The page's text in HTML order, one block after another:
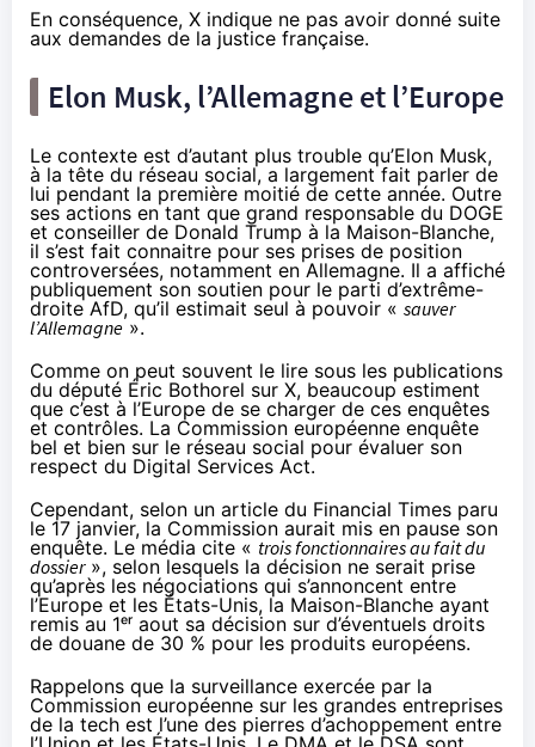
En conséquence, X indique ne pas avoir donné suite
aux demandes de la justice française.
Elon Musk, l’Allemagne et l’Europe
Le contexte est d’autant plus trouble qu’Elon Musk,
à la tête du réseau social, a largement fait parler de
lui pendant la première moitié de cette année. Outre
ses actions en tant que grand responsable du DOGE
et conseiller de Donald Trump à la Maison-Blanche,
il s’est fait connaitre pour ses prises de position
controversées, notamment en Allemagne. Il a affiché
publiquement son soutien pour le parti d’extrême-
droite AfD, qu’il estimait seul à pouvoir « sauver
l’Allemagne ».
Comme on peut souvent le lire sous les publications
du député Éric Bothorel sur X, beaucoup estiment
que c’est à l’Europe de se charger de ces enquêtes
et contrôles. La Commission européenne enquête
bel et bien sur le réseau social pour évaluer son
respect du Digital Services Act.
Cependant, selon un article du Financial Times paru
le 17 janvier, la Commission aurait mis en pause son
enquête. Le média cite « trois fonctionnaires au fait du
dossier», selon lesquels la décision ne serait prise
qu’après les négociations qui s’annoncent entre
l’Europe et les États-Unis, la Maison-Blanche ayant
remis au 1ᵉʳ aout sa décision sur d’éventuels droits
de douane de 30 % pour les produits européens.
Rappelons que la surveillance exercée par la
Commission européenne sur les grandes entreprises
de la tech est l’une des pierres d’achoppement entre